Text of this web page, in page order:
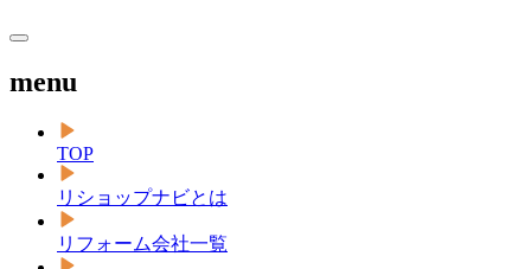
menu
TOP
リショップナビとは
リフォーム会社一覧